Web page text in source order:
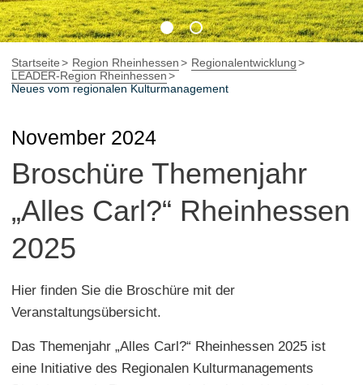
Startseite Region Rheinhessen
Regionalentwicklung
LEADER-Region Rheinhessen
Neues vom regionalen Kulturmanagement
November 2024
Broschüre Themenjahr
„Alles Carl?“ Rheinhessen
2025
Hier finden Sie die Broschüre mit der
Veranstaltungsübersicht.
Das Themenjahr „Alles Carl?“ Rheinhessen 2025 ist
eine Initiative des Regionalen Kulturmanagements